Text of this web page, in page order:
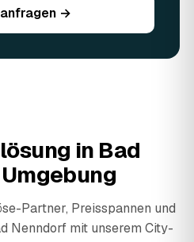
und auf den Preis
Kosten. Brauchbares wird
Dienstleistung
anteilig von der
Auflösung im Erbfall unter
Sie erhalten eine
ausgewiesenem Lohnanteil; die
→
in Bad
Partner, Preisspannen und
Nenndorf mit unserem City-